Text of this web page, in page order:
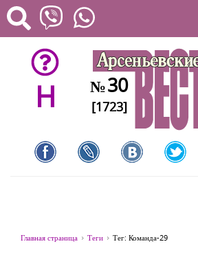
H №30
[1723]
Главная страница Теги Тег: Команда-29